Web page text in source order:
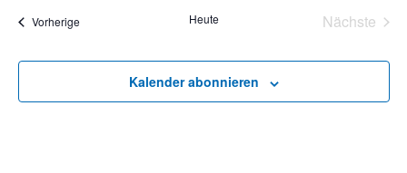
VorherigeVeranstaltungen Heute
Nächste
Kalender abonnieren